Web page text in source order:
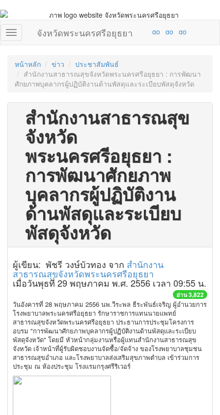
จังหวัดพระนครศรีอยุธยา
หน้าหลัก ข่าว
ประชาสัมพันธ์
สำนักงานสาธารณสุขจังหวัดพระนครศรีอยุธยา : การพัฒนา
ศักยภาพบุคลากรผู้ปฏิบัติงานด้านพัสดุและระเบียบพัสดุจังหวัด
สำนักงานสาธารณสุข
จังหวัด
พระนครศรีอยุธยา :
การพัฒนาศักยภาพ
บุคลากรผู้ปฏิบัติงาน
ด้านพัสดุและระเบียบ
พัสดุจังหวัด
ผู้เขียน: พัชรี วงษ์บัวทอง จาก สำนักงาน
สาธารณสุขจังหวัดพระนครศรีอยุธยา
เมื่อวันพุธที่ 29 พฤษภาคม พ.ศ. 2556 เวลา 09:55 น.
อ่าน 3,822
วันอังคารที่ 28 พฤษภาคม 2556 นพ.วีระพล ธีระพันธ์เจริญ ผู้อำนวยการ
โรงพยาบาลพระนครศรีอยุธยา รักษาราชการแทนนายแพทย์
สาธารณสุขจังหวัดพระนครศรีอยุธยา ประธานการประชุมโครงการ
อบรม "การพัฒนาศักยภาพบุคลากรผู้ปฏิบัติงานด้านพัสดุและระเบียบ
พัสดุจังหวัด" โดยมี หัวหน้ากลุ่มงานหรือผู้แทนสำนักงานสาธารณสุข
จังหวัด เจ้าหน้าที่ผู้รับผิดชอบงานจัดซื้อ/จัดจ้าง ของโรงพยาบาลชุมชน
สาธารณสุขอำเภอ และโรงพยาบาลส่งเสริมสุขภาพตำบล เข้าร่วมการ
ประชุม ณ ห้องประชุม โรงแรมกรุงศรีริเวอร์